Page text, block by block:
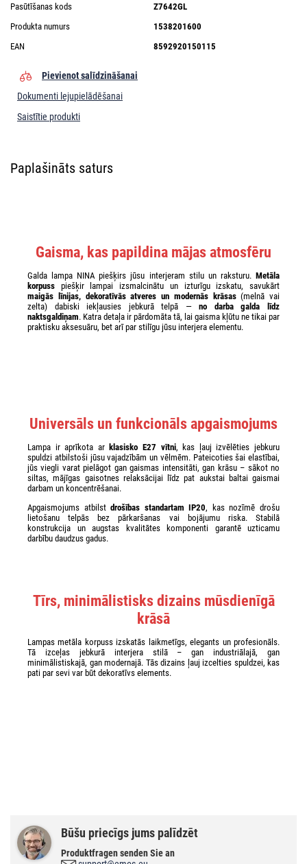
Pasūtīšanas kods
Z7642GL
Produkta numurs
1538201600
EAN
8592920150115
Pievienot salīdzināšanai
Dokumenti lejupielādēšanai
Saistītie produkti
Paplašināts saturs
Gaisma, kas papildina mājas atmosfēru
Galda lampa NINA piešķirs jūsu interjeram stilu un raksturu. Metāla
korpuss piešķir lampai izsmalcinātu un izturīgu izskatu, savukārt
maigās līnijas, dekoratīvās atveres un modernās krāsas(melnā vai
zelta) dabiski iekļausies jebkurā telpā —no darba galda līdz
naktsgaldiņam. Katra detaļa ir pārdomāta tā, lai gaisma kļūtu ne tikai par
praktisku aksesuāru, bet arī par stilīgu jūsu interjera elementu.
Universāls un funkcionāls apgaismojums
Lampa ir aprīkota ar klasisko E27 vītni, kas ļauj izvēlēties jebkuru
spuldzi atbilstoši jūsu vajadzībām un vēlmēm. Pateicoties šai elastībai,
jūs viegli varat pielāgot gan gaismas intensitāti, gan krāsu – sākot no
siltas, mājīgas gaisotnes relaksācijai līdz pat aukstai baltai gaismai
darbam un koncentrēšanai.
Apgaismojums atbilstdrošības standartam IP20, kas nozīmē drošu
lietošanu telpās bez pārkaršanas vai bojājumu riska. Stabilā
konstrukcija un augstas kvalitātes komponenti garantē uzticamu
darbību daudzus gadus.
Tīrs, minimālistisks dizains mūsdienīgā
krāsā
Lampas metāla korpuss izskatās laikmetīgs, elegants un profesionāls.
Tā izceļas jebkurā interjera stilā – gan industriālajā, gan
minimālistiskajā, gan modernajā. Tās dizains ļauj izcelties spuldzei, kas
pati par sevi var būt dekoratīvs elements.
Būšu priecīgs jums palīdzēt
Produktfragen senden Sie an